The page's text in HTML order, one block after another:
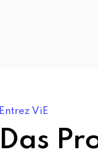
Entrez ViE
Das